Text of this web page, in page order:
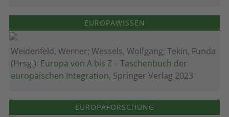
EUROPAWISSEN
Weidenfeld, Werner; Wessels, Wolfgang; Tekin, Funda
(Hrsg.): Europa von A bis Z – Taschenbuch der
europäischen Integration, Springer Verlag 2023
EUROPAFORSCHUNG